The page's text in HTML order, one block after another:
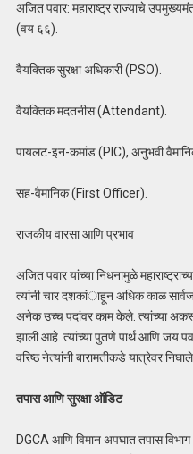
अजित पवार: महाराष्ट्र राज्याचे
(वय ६६).
वैयक्तिक सुरक्षा अधिकारी (PSO).
वैयक्तिक मदतनीस (Attendant).
पायलट-इन-कमांड (PIC), अनुभवी
सह-वैमानिक (First Officer).
राजकीय वारसा आणि प्रभाव
अजित पवार यांच्या निधनामुळे
त्यांनी चार दशकांाहून अधिक काळ
अनेक उच्च पदांवर काम केले. त्यांच्या
झाली आहे. त्यांच्या पुतणे पार्थ आणि जय
वरिष्ठ नेत्यांनी बारामतीकडे यात्रेवर
तपास आणि सुरक्षा ऑडिट
DGCA आणि विमान अपघात तपास